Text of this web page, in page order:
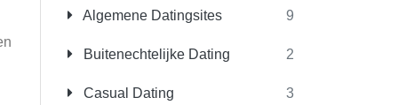
Algemene Datingsites 9
Buitenechtelijke Dating 2
Casual Dating 3